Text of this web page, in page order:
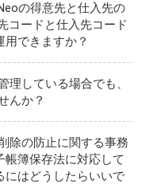
の得意先と仕入先の
コードと仕入先コード
できますか？
理している場合でも、
んか？
除の防止に関する事務
簿保存法に対応して
にはどうしたらいいで